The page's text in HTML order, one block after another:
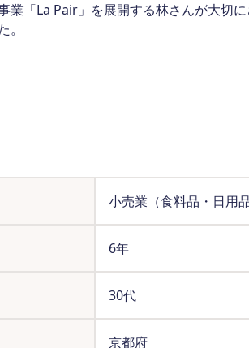
業「La Pair」を展開する林さんが大切
小売業（食料品・日用品
6年
30代
京都府